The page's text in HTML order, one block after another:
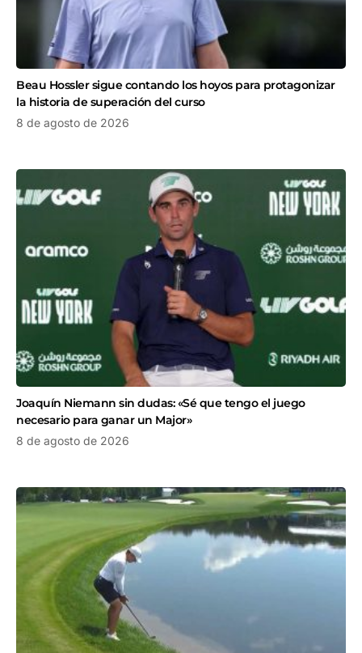
Beau Hossler sigue contando los hoyos para protagonizar
la historia de superación del curso
8 de agosto de 2026
Joaquín Niemann sin dudas: «Sé que tengo el juego
necesario para ganar un Major»
8 de agosto de 2026